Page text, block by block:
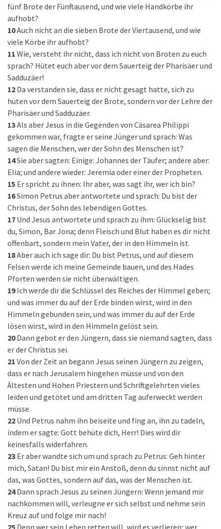
fünf Brote der Fünftausend, und wie viele Handkörbe ihr
aufhobt?
10Auch nicht an die sieben Brote der Viertausend, und wie
viele Körbe ihr aufhobt?
11 Wie, versteht ihr nicht, dass ich nicht von Broten zu euch
sprach? Hütet euch aber vor dem Sauerteig der Pharisäer und
Sadduzäer!
12 Da verstanden sie, dass er nicht gesagt hatte, sich zu
hüten vor dem Sauerteig der Brote, sondern vor der Lehre der
Pharisäer und Sadduzäer.
13Als aber Jesus in die Gegenden von Cäsarea Philippi
gekommen war, fragte er seine Jünger und sprach: Was
sagen die Menschen, wer der Sohn des Menschen ist?
14Sie aber sagten: Einige: Johannes der Täufer; andere aber:
Elia; und andere wieder: Jeremia oder einer der Propheten.
15 Er spricht zu ihnen: Ihr aber, was sagt ihr, wer ich bin?
16Simon Petrus aber antwortete und sprach: Du bist der
Christus, der Sohn des lebendigen Gottes.
17 Und Jesus antwortete und sprach zu ihm: Glückselig bist
du, Simon, Bar Jona; denn Fleisch und Blut haben es dir nicht
offenbart, sondern mein Vater, der in den Himmeln ist.
18Aber auch ich sage dir: Du bist Petrus, und auf diesem
Felsen werde ich meine Gemeinde bauen, und des Hades
Pforten werden sie nicht überwältigen.
19 Ich werde dir die Schlüssel des Reiches der Himmel geben;
und was immer du auf der Erde binden wirst, wird in den
Himmeln gebunden sein, und was immer du auf der Erde
lösen wirst, wird in den Himmeln gelöst sein.
20 Dann gebot er den Jüngern, dass sie niemand sagten, dass
er der Christus sei.
21 Von der Zeit an begann Jesus seinen Jüngern zu zeigen,
dass er nach Jerusalem hingehen müsse und von den
Ältesten und Hohen Priestern und Schriftgelehrten vieles
leiden und getötet und am dritten Tag auferweckt werden
müsse.
22 Und Petrus nahm ihn beiseite und fing an, ihn zu tadeln,
indem er sagte: Gott behüte dich, Herr! Dies wird dir
keinesfalls widerfahren.
23 Er aber wandte sich um und sprach zu Petrus: Geh hinter
mich, Satan! Du bist mir ein Anstoß, denn du sinnst nicht auf
das, was Gottes, sondern auf das, was der Menschen ist.
24 Dann sprach Jesus zu seinen Jüngern: Wenn jemand mir
nachkommen will, verleugne er sich selbst und nehme sein
Kreuz auf und folge mir nach!
25 Denn wer sein Leben retten will, wird es verlieren; wer